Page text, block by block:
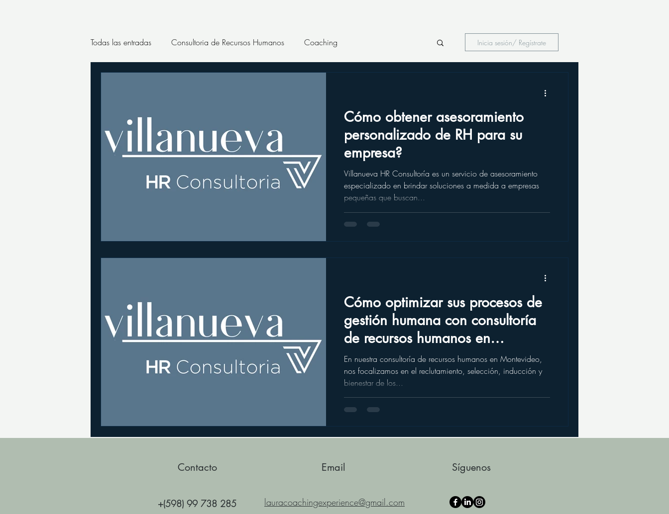
Todas las entradas Consultoria de Recursos Humanos Coaching Inicia sesión/ Regístrate
Cómo obtener asesoramiento
personalizado de RH para su
empresa?
Villanueva HR Consultoría es un servicio de asesoramiento
especializado en brindar soluciones a medida a empresas
pequeñas que buscan...
Cómo optimizar sus procesos de
gestión humana con consultoría
de recursos humanos en
Montevideo
En nuestra consultoría de recursos humanos en Montevideo,
nos focalizamos en el reclutamiento, selección, inducción y
bienestar de los...
Contacto
+(598) 99 738 285
Email
lauracoachingexperience@gmail.com
Síguenos